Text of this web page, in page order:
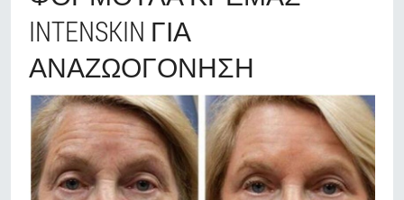
INTENSKIN ΓΙΑ
ΑΝΑΖΩΟΓΌΝΗΣΗ